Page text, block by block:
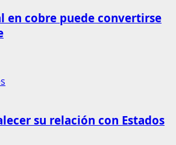
en cobre puede convertirse
su relación con Estados